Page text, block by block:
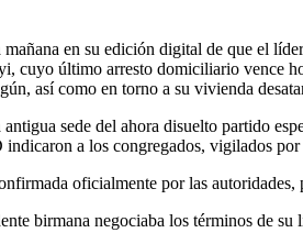
en su edición digital de que el
cuyo último arresto domiciliario vence
así como en torno a su vivienda
sede del ahora disuelto partido
a los congregados, vigilados
oficialmente por las
birmana negociaba los términos de